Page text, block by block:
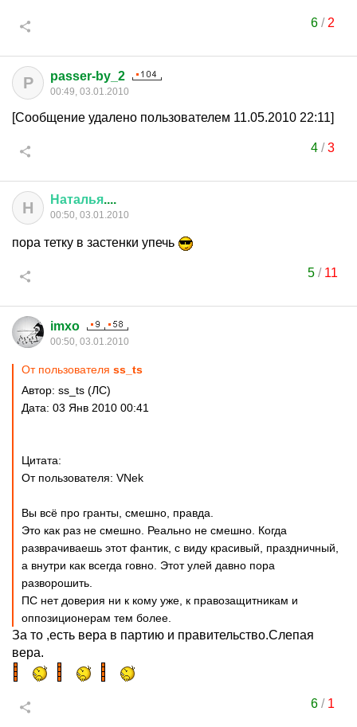
6/ 2
P passer-by_2
00:49, 03.01.2010
[Сообщение удалено пользователем 11.05.2010 22:11]
4/3
Н Наталья....
00:50, 03.01.2010
пора тетку в застенки упечь
5/ 11
imxo
00:50, 03.01.2010
От пользователя ss_ts
Автор: ss_ts (ЛС)
Дата: 03 Янв 2010 00:41
Цитата:
От пользователя: VNek
Вы всё про гранты, смешно, правда.
Это как раз не смешно. Реально не смешно. Когда
разврачиваешь этот фантик, с виду красивый, праздничный,
а внутри как всегда говно. Этот улей давно пора
разворошить.
ПС нет доверия ни к кому уже, к правозащитникам и
оппозиционерам тем более.
За то ,есть вера в партию и правительство.Слепая
вера.
6/ 1